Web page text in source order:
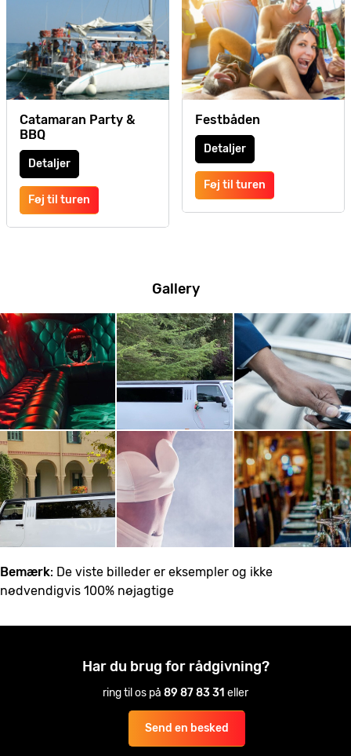
Catamaran Party &
BBQ
Detaljer
Føj til turen
Festbåden
Detaljer
Føj til turen
Gallery
Bemærk: De viste billeder er eksempler og ikke
nødvendigvis 100% nøjagtige
Har du brug for rådgivning?
ring til os på 89 87 83 31 eller
Send en besked